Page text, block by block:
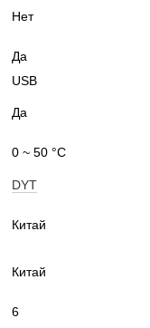
Нет
Да
USB
Да
0 ~ 50 °C
DYT
Китай
Китай
6